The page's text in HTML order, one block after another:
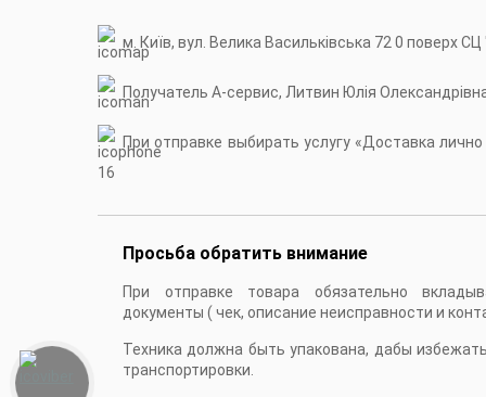
м. Київ, вул. Велика Васильківська 72 0 поверх
Получатель А-сервис, Литвин Юлія
При отправке выбирать услугу «Доставка
16
Просьба обратить внимание
При отправке товара обязательно
документы ( чек, описание неисправности и
Техника должна быть упакована, дабы
транспортировки.